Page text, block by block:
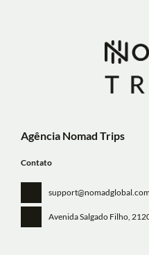
Agência Nomad Trips
Contato
Avenida Salgado Filho,